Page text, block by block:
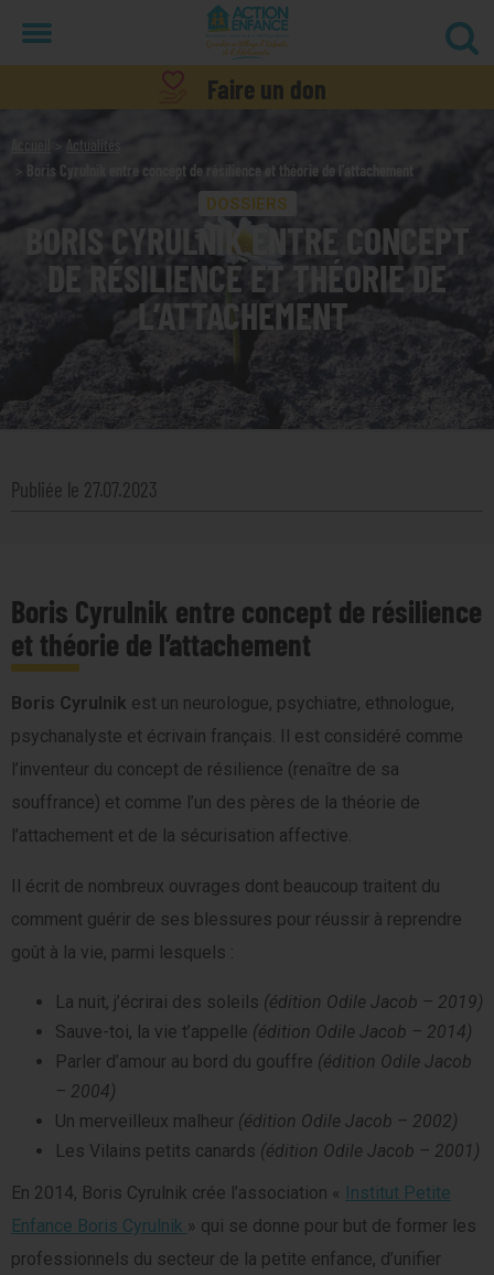
Faire un don
Accueil
Actualités
Boris Cyrulnik entre concept de résilience et théorie de l’attachement
DOSSIERS
BORIS CYRULNIK ENTRE CONCEPT
DE RÉSILIENCE ET THÉORIE DE
L’ATTACHEMENT
Publiée le 27.07.2023
Boris Cyrulnik entre concept de résilience
et théorie de l’attachement
Boris Cyrulnik est un neurologue, psychiatre, ethnologue,
psychanalyste et écrivain français. Il est considéré comme
l’inventeur du concept de résilience (renaître de sa
souffrance) et comme l’un des pères de la théorie de
l’attachement et de la sécurisation affective.
Il écrit de nombreux ouvrages dont beaucoup traitent du
comment guérir de ses blessures pour réussir à reprendre
goût à la vie, parmi lesquels :
La nuit, j’écrirai des soleils (édition Odile Jacob – 2019)
Sauve-toi, la vie t’appelle (édition Odile Jacob – 2014)
Parler d’amour au bord du gouffre (édition Odile Jacob
– 2004)
Un merveilleux malheur (édition Odile Jacob – 2002)
Les Vilains petits canards (édition Odile Jacob – 2001)
En 2014, Boris Cyrulnik crée l’association « Institut Petite
Enfance Boris Cyrulnik » qui se donne pour but de former les
professionnels du secteur de la petite enfance, d’unifier